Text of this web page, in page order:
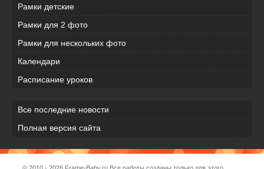
Рамки детские
Рамки для 2 фото
Рамки для нескольких фото
Календари
Расписание уроков
Все последние новости
Полная версия сайта